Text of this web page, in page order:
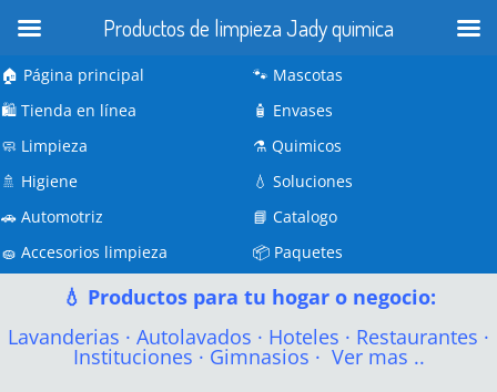
🏠 Página principal
🛍️ Tienda en línea
🧼 Limpieza
🚿 Higiene
🚗 Automotriz
🧽 Accesorios limpieza
🐾 Mascotas
🧴 Envases
⚗️ Quimicos
💧 Soluciones
📘 Catalogo
📦 Paquetes
💧 Productos para tu hogar o negocio:
Lavanderias · Autolavados · Hoteles · Restaurantes ·
Instituciones · Gimnasios · Ver mas ..
Productos de limpieza Jady quimica